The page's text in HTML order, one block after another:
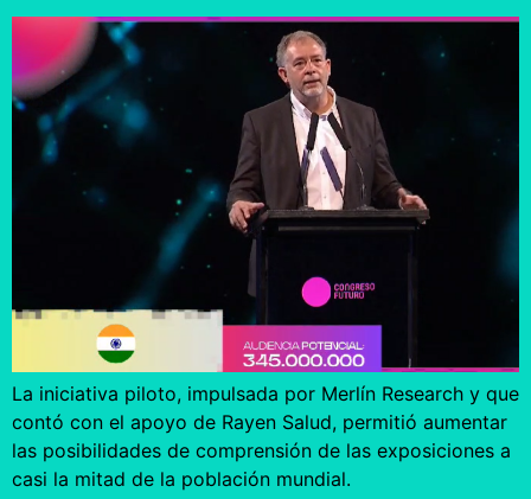
La iniciativa piloto, impulsada por Merlín Research y que
contó con el apoyo de Rayen Salud, permitió aumentar
las posibilidades de comprensión de las exposiciones a
casi la mitad de la población mundial.